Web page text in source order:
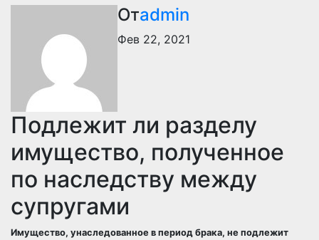
Отadmin
Фев 22, 2021
Подлежит ли разделу
имущество, полученное
по наследству между
супругами
Имущество, унаследованное в период брака, не подлежит